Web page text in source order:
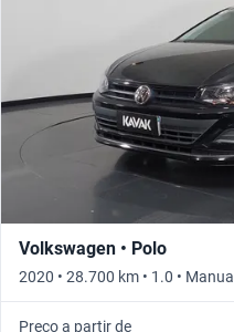
Volkswagen • Polo
2020 • 28.700 km • 1.0 • Manual
Preço a partir de